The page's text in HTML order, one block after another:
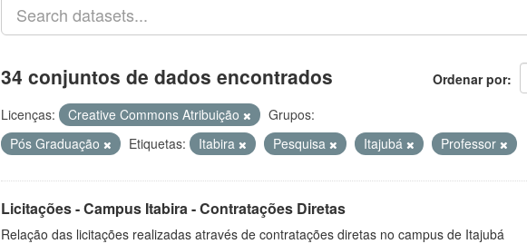
Ordenar por
34 conjuntos de dados encontrados
Licenças: Creative Commons Atribuição
Grupos:
Pós Graduação
Etiquetas: Itabira Pesquisa Itajubá Professor
Licitações - Campus Itabira - Contratações Diretas
Relação das licitações realizadas através de contratações diretas no campus de Itajubá